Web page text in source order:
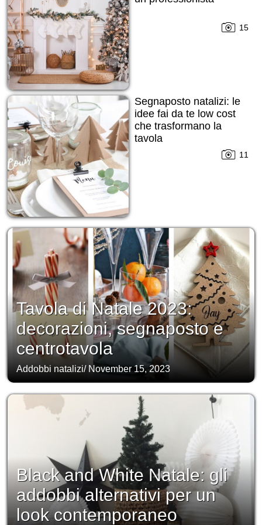
15
Segnaposto natalizi: le
idee fai da te low cost
che trasformano la
tavola
11
Tavola di Natale 2023:
decorazioni, segnaposto e
centrotavola
Addobbi natalizi/ November 15, 2023
Black and White Natale: gli
addobbi alternativi per un
look contemporaneo